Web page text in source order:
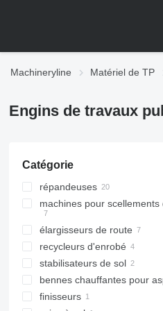
Machineryline Matériel de TP
Engins de travaux
Catégorie
répandeuses
machines pour scellements
élargisseurs de route
recycleurs d'enrobé
stabilisateurs de sol
bennes chauffantes pour
finisseurs